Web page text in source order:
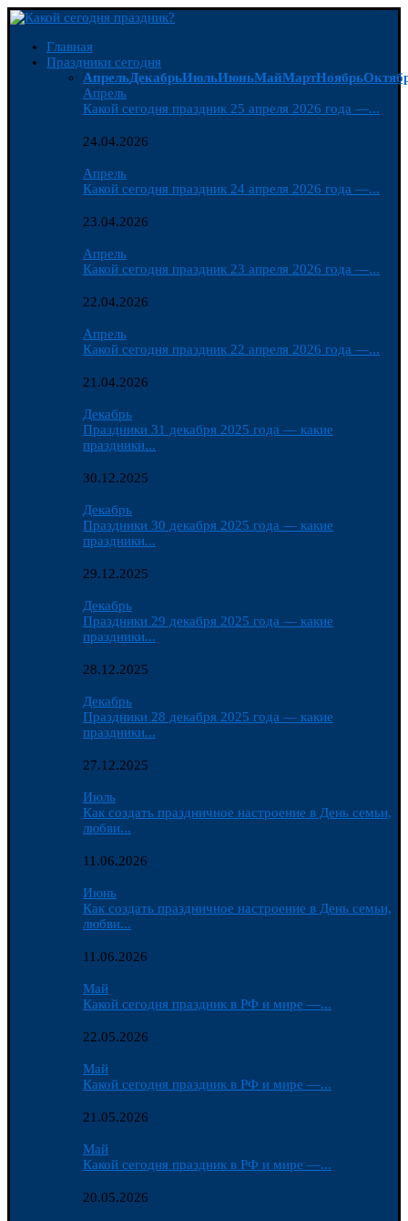
Главная
Праздники сегодня
АпрельДекабрьИюльИюньМайМартНоябрь
Апрель
Какой сегодня праздник 25 апреля 2026 года —...
24.04.2026
Апрель
Какой сегодня праздник 24 апреля 2026 года —...
23.04.2026
Апрель
Какой сегодня праздник 23 апреля 2026 года —...
22.04.2026
Апрель
Какой сегодня праздник 22 апреля 2026 года —...
21.04.2026
Декабрь
Праздники 31 декабря 2025 года — какие
праздники...
30.12.2025
Декабрь
Праздники 30 декабря 2025 года — какие
праздники...
29.12.2025
Декабрь
Праздники 29 декабря 2025 года — какие
праздники...
28.12.2025
Декабрь
Праздники 28 декабря 2025 года — какие
праздники...
27.12.2025
Июль
Как создать праздничное настроение в День семьи,
любви...
11.06.2026
Июнь
Как создать праздничное настроение в День семьи,
любви...
11.06.2026
Май
Какой сегодня праздник в РФ и мире —...
22.05.2026
Май
Какой сегодня праздник в РФ и мире —...
21.05.2026
Май
Какой сегодня праздник в РФ и мире —...
20.05.2026